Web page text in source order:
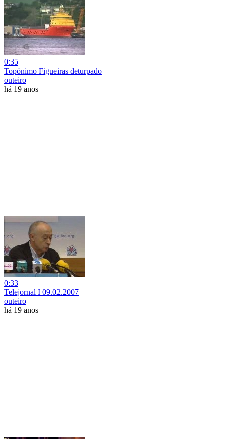
0:35
Topónimo Figueiras deturpado
outeiro
há 19 anos
0:33
Telejornal I 09.02.2007
outeiro
há 19 anos